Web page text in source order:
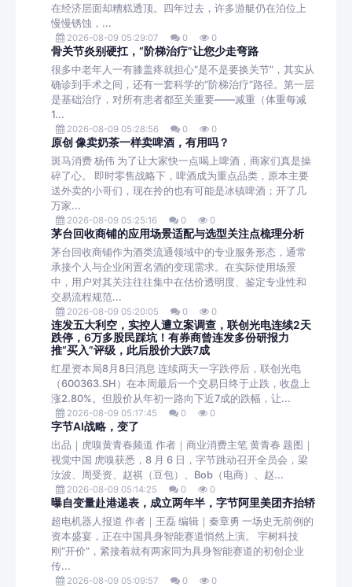
在经济层面却糟糕透顶。四年过去，许多游艇仍在泊位上
慢慢锈蚀，...
2026-08-09 05:29:07 0 0
骨关节炎别硬扛，“阶梯治疗”让您少走弯路
很多中老年人一有膝盖疼就担心“是不是要换关节”，其实从
确诊到手术之间，还有一套科学的“阶梯治疗”路径。第一层
是基础治疗，对所有患者都至关重要——减重（体重每减
1...
2026-08-09 05:28:56 0 0
原创 像卖奶茶一样卖啤酒，有用吗？
斑马消费 杨伟 为了让大家快一点喝上啤酒，商家们真是操
碎了心。 即时零售战略下，啤酒成为重点品类，原本主要
送外卖的小哥们，现在拎的也有可能是冰镇啤酒；开了几
万家...
2026-08-09 05:25:16 0 0
茅台回收商铺的应用场景适配与选型关注点梳理分析
茅台回收商铺作为酒类流通领域中的专业服务形态，通常
承接个人与企业闲置名酒的变现需求。在实际使用场景
中，用户对其关注往往集中在估价透明度、鉴定专业性和
交易流程规范...
2026-08-09 05:20:05 0 0
连发五大利空，实控人遭立案调查，联创光电连续2天
跌停，6万多股民踩坑！有券商曾连发多份研报力
推“买入”评级，此后股价大跌7成
红星资本局8月8日消息 连续两天一字跌停后，联创光电
（600363.SH）在本周最后一个交易日终于止跌，收盘上
涨2.80%。但股价从年初一路向下近7成的跌幅，让...
2026-08-09 05:17:45 0 0
字节AI战略，变了
出品｜虎嗅黄青春频道 作者｜商业消费主笔 黄青春 题图｜
视觉中国 虎嗅获悉，8 月 6 日，字节跳动召开全员会，梁
汝波、周受资、赵祺（豆包）、Bob（电商）、赵...
2026-08-09 05:14:25 0 0
曝自变量赴港递表，成立两年半，字节阿里美团齐抬轿
超电机器人报道 作者｜王磊 编辑｜秦章勇 一场史无前例的
资本盛宴，正在中国具身智能赛道悄然上演。 宇树科技
刚“开价”，紧接着就有两家同为具身智能赛道的初创企业
传...
2026-08-09 05:09:57 0 0